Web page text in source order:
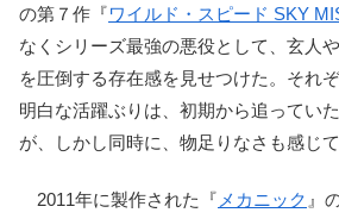
の第７作『ワイルド・スピード SKY
なくシリーズ最強の悪役として、玄人
を圧倒する存在感を見せつけた。それ
明白な活躍ぶりは、初期から追ってい
が、しかし同時に、物足りなさも感じて
2011年に製作された『 メカニック 』